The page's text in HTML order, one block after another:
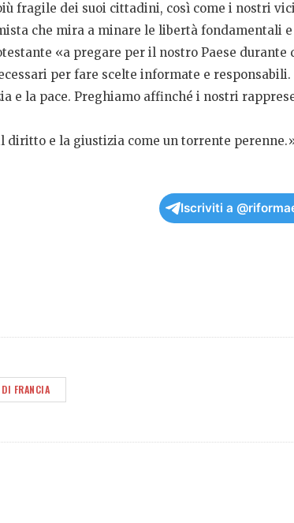
fragile dei suoi cittadini, così come i nostri
che mira a minare le libertà fondamentali
«a pregare per il nostro Paese
per fare scelte informate e
e la pace. Preghiamo affinché i nostri
diritto e la giustizia come un torrente
Iscriviti a
DI FRANCIA